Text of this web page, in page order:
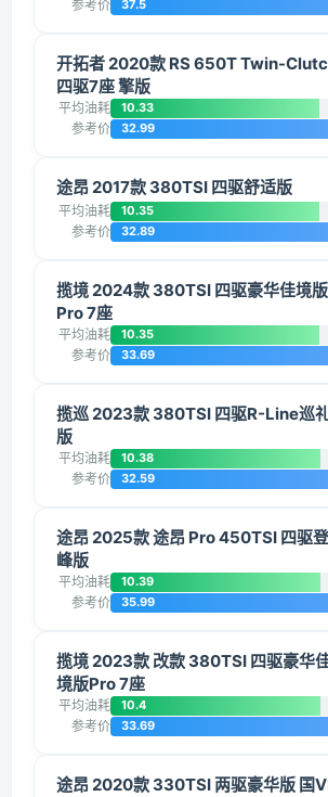
参考价 37.5
开拓者 2020款 RS 650T Twin-
四驱7座 擎版
平均油耗 10.33
参考价 32.99
途昂 2017款 380TSI 四驱舒适版
平均油耗 10.35
参考价 32.89
揽境 2024款 380TSI 四驱豪华佳境版
Pro 7座
平均油耗 10.35
参考价 33.69
揽巡 2023款 380TSI 四驱R-Line巡
版
平均油耗 10.38
参考价 32.59
途昂 2025款 途昂 Pro 450TSI 四驱登
峰版
平均油耗 10.39
参考价 35.99
揽境 2023款 改款 380TSI 四驱豪华
境版Pro 7座
平均油耗 10.4
参考价 33.69
途昂 2020款 330TSI 两驱豪华版 国